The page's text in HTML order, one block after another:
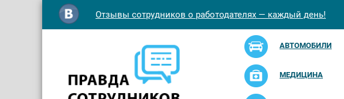
Отзывы сотрудников о работодателях — каждый день!
АВТОМОБИЛИ
МЕДИЦИНА